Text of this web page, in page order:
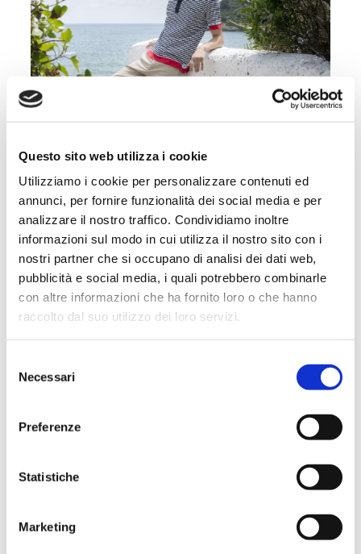
Questo sito web utilizza i cookie
Utilizziamo i cookie per personalizzare contenuti ed
annunci, per fornire funzionalità dei social media e per
analizzare il nostro traffico. Condividiamo inoltre
informazioni sul modo in cui utilizza il nostro sito con i
nostri partner che si occupano di analisi dei dati web,
pubblicità e social media, i quali potrebbero combinarle
con altre informazioni che ha fornito loro o che hanno
raccolto dal suo utilizzo dei loro servizi.
delNecessari
Preferenze
Statistiche
Marketing